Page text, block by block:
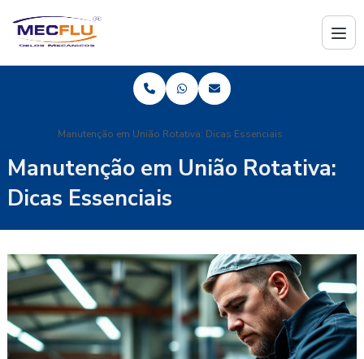
Manutenção em União Rotativa: Dicas Essenciais
Manutenção em União Rotativa:
Dicas Essenciais